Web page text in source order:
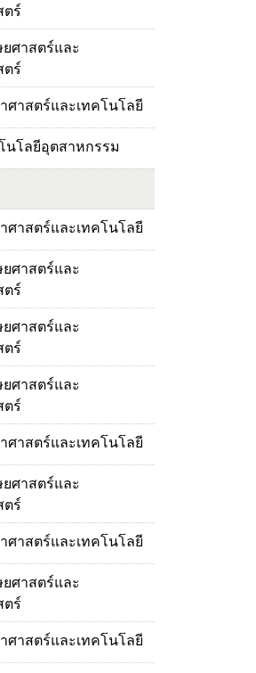
ตร์
ศาสตร์และ
ตร์
าสตร์และเทคโนโลยี
นโลยีอุตสาหกรรม
าสตร์และเทคโนโลยี
ศาสตร์และ
ตร์
ศาสตร์และ
ตร์
ศาสตร์และ
ตร์
าสตร์และเทคโนโลยี
ศาสตร์และ
ตร์
าสตร์และเทคโนโลยี
ศาสตร์และ
ตร์
าสตร์และเทคโนโลยี